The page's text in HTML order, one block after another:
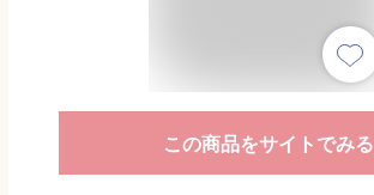
この商品をサイトでみる